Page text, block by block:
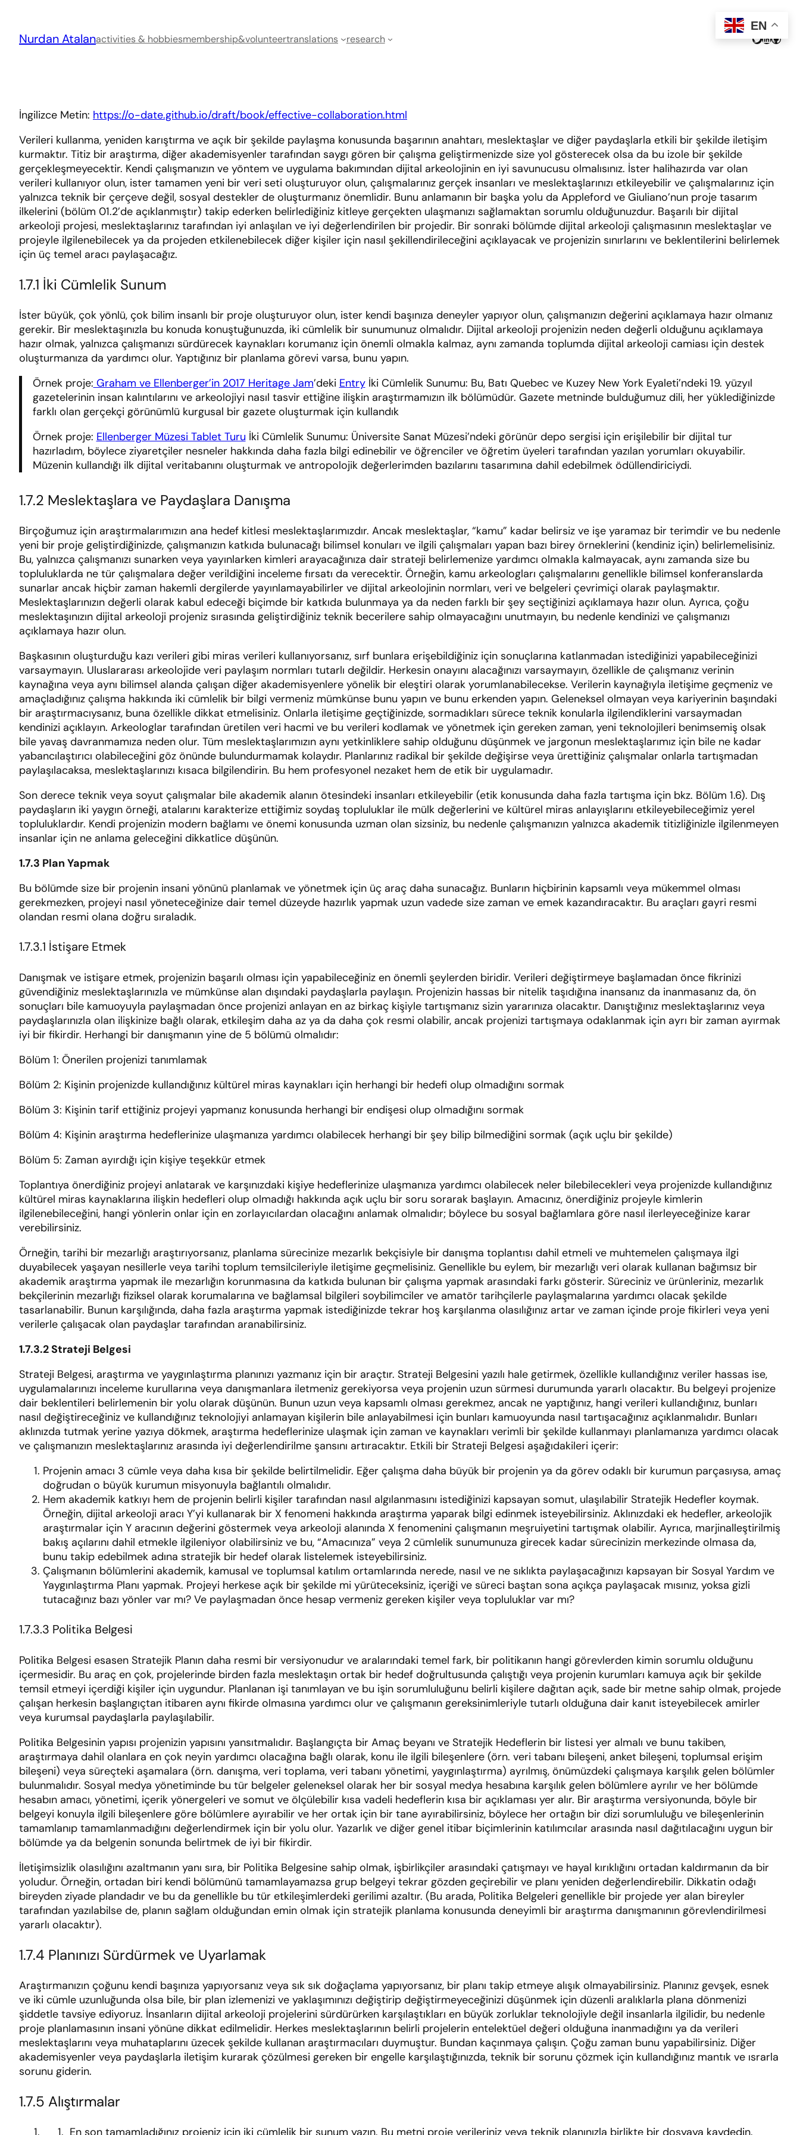
content
Nurdan Atalanactivities & hobbiesmembership&volunteertranslations research Twitter
LinkedIn
İngilizce Metin: https://o-date.github.io/draft/book/effective-collaboration.html
Verileri kullanma, yeniden karıştırma ve açık bir şekilde paylaşma konusunda başarının anahtarı, meslektaşlar ve diğer paydaşlarla etkili bir şekilde iletişim
kurmaktır. Titiz bir araştırma, diğer akademisyenler tarafından saygı gören bir çalışma geliştirmenizde size yol gösterecek olsa da bu izole bir şekilde
gerçekleşmeyecektir. Kendi çalışmanızın ve yöntem ve uygulama bakımından dijital arkeolojinin en iyi savunucusu olmalısınız. İster halihazırda var olan
verileri kullanıyor olun, ister tamamen yeni bir veri seti oluşturuyor olun, çalışmalarınız gerçek insanları ve meslektaşlarınızı etkileyebilir ve çalışmalarınız için
yalnızca teknik bir çerçeve değil, sosyal destekler de oluşturmanız önemlidir. Bunu anlamanın bir başka yolu da Appleford ve Giuliano’nun proje tasarım
ilkelerini (bölüm 01.2’de açıklanmıştır) takip ederken belirlediğiniz kitleye gerçekten ulaşmanızı sağlamaktan sorumlu olduğunuzdur. Başarılı bir dijital
arkeoloji projesi, meslektaşlarınız tarafından iyi anlaşılan ve iyi değerlendirilen bir projedir. Bir sonraki bölümde dijital arkeoloji çalışmasının meslektaşlar ve
projeyle ilgilenebilecek ya da projeden etkilenebilecek diğer kişiler için nasıl şekillendirileceğini açıklayacak ve projenizin sınırlarını ve beklentilerini belirlemek
için üç temel aracı paylaşacağız.
1.7.1 İki Cümlelik Sunum
İster büyük, çok yönlü, çok bilim insanlı bir proje oluşturuyor olun, ister kendi başınıza deneyler yapıyor olun, çalışmanızın değerini açıklamaya hazır olmanız
gerekir. Bir meslektaşınızla bu konuda konuştuğunuzda, iki cümlelik bir sunumunuz olmalıdır. Dijital arkeoloji projenizin neden değerli olduğunu açıklamaya
hazır olmak, yalnızca çalışmanızı sürdürecek kaynakları korumanız için önemli olmakla kalmaz, aynı zamanda toplumda dijital arkeoloji camiası için destek
oluşturmanıza da yardımcı olur. Yaptığınız bir planlama görevi varsa, bunu yapın.
Örnek proje: Graham ve Ellenberger’in 2017 Heritage Jam’deki Entryİki Cümlelik Sunumu: Bu, Batı Quebec ve Kuzey New York Eyaleti’ndeki 19. yüzyıl
gazetelerinin insan kalıntılarını ve arkeolojiyi nasıl tasvir ettiğine ilişkin araştırmamızın ilk bölümüdür. Gazete metninde bulduğumuz dili, her yüklediğinizde
farklı olan gerçekçi görünümlü kurgusal bir gazete oluşturmak için kullandık
Örnek proje: Ellenberger Müzesi Tablet Turu İki Cümlelik Sunumu: Üniversite Sanat Müzesi’ndeki görünür depo sergisi için erişilebilir bir dijital tur
hazırladım, böylece ziyaretçiler nesneler hakkında daha fazla bilgi edinebilir ve öğrenciler ve öğretim üyeleri tarafından yazılan yorumları okuyabilir.
Müzenin kullandığı ilk dijital veritabanını oluşturmak ve antropolojik değerlerimden bazılarını tasarımına dahil edebilmek ödüllendiriciydi.
1.7.2 Meslektaşlara ve Paydaşlara Danışma
Birçoğumuz için araştırmalarımızın ana hedef kitlesi meslektaşlarımızdır. Ancak meslektaşlar, “kamu” kadar belirsiz ve işe yaramaz bir terimdir ve bu nedenle
yeni bir proje geliştirdiğinizde, çalışmanızın katkıda bulunacağı bilimsel konuları ve ilgili çalışmaları yapan bazı birey örneklerini (kendiniz için) belirlemelisiniz.
Bu, yalnızca çalışmanızı sunarken veya yayınlarken kimleri arayacağınıza dair strateji belirlemenize yardımcı olmakla kalmayacak, aynı zamanda size bu
topluluklarda ne tür çalışmalara değer verildiğini inceleme fırsatı da verecektir. Örneğin, kamu arkeologları çalışmalarını genellikle bilimsel konferanslarda
sunarlar ancak hiçbir zaman hakemli dergilerde yayınlamayabilirler ve dijital arkeolojinin normları, veri ve belgeleri çevrimiçi olarak paylaşmaktır.
Meslektaşlarınızın değerli olarak kabul edeceği biçimde bir katkıda bulunmaya ya da neden farklı bir şey seçtiğinizi açıklamaya hazır olun. Ayrıca, çoğu
meslektaşınızın dijital arkeoloji projeniz sırasında geliştirdiğiniz teknik becerilere sahip olmayacağını unutmayın, bu nedenle kendinizi ve çalışmanızı
açıklamaya hazır olun.
Başkasının oluşturduğu kazı verileri gibi miras verileri kullanıyorsanız, sırf bunlara erişebildiğiniz için sonuçlarına katlanmadan istediğinizi yapabileceğinizi
varsaymayın. Uluslararası arkeolojide veri paylaşım normları tutarlı değildir. Herkesin onayını alacağınızı varsaymayın, özellikle de çalışmanız verinin
kaynağına veya aynı bilimsel alanda çalışan diğer akademisyenlere yönelik bir eleştiri olarak yorumlanabilecekse. Verilerin kaynağıyla iletişime geçmeniz ve
amaçladığınız çalışma hakkında iki cümlelik bir bilgi vermeniz mümkünse bunu yapın ve bunu erkenden yapın. Geleneksel olmayan veya kariyerinin başındaki
bir araştırmacıysanız, buna özellikle dikkat etmelisiniz. Onlarla iletişime geçtiğinizde, sormadıkları sürece teknik konularla ilgilendiklerini varsaymadan
kendinizi açıklayın. Arkeologlar tarafından üretilen veri hacmi ve bu verileri kodlamak ve yönetmek için gereken zaman, yeni teknolojileri benimsemiş olsak
bile yavaş davranmamıza neden olur. Tüm meslektaşlarımızın aynı yetkinliklere sahip olduğunu düşünmek ve jargonun meslektaşlarımız için bile ne kadar
yabancılaştırıcı olabileceğini göz önünde bulundurmamak kolaydır. Planlarınız radikal bir şekilde değişirse veya ürettiğiniz çalışmalar onlarla tartışmadan
paylaşılacaksa, meslektaşlarınızı kısaca bilgilendirin. Bu hem profesyonel nezaket hem de etik bir uygulamadır.
Son derece teknik veya soyut çalışmalar bile akademik alanın ötesindeki insanları etkileyebilir (etik konusunda daha fazla tartışma için bkz. Bölüm 1.6). Dış
paydaşların iki yaygın örneği, atalarını karakterize ettiğimiz soydaş topluluklar ile mülk değerlerini ve kültürel miras anlayışlarını etkileyebileceğimiz yerel
topluluklardır. Kendi projenizin modern bağlamı ve önemi konusunda uzman olan sizsiniz, bu nedenle çalışmanızın yalnızca akademik titizliğinizle ilgilenmeyen
insanlar için ne anlama geleceğini dikkatlice düşünün.
1.7.3 Plan Yapmak
Bu bölümde size bir projenin insani yönünü planlamak ve yönetmek için üç araç daha sunacağız. Bunların hiçbirinin kapsamlı veya mükemmel olması
gerekmezken, projeyi nasıl yöneteceğinize dair temel düzeyde hazırlık yapmak uzun vadede size zaman ve emek kazandıracaktır. Bu araçları gayri resmi
olandan resmi olana doğru sıraladık.
1.7.3.1 İstişare Etmek
Danışmak ve istişare etmek, projenizin başarılı olması için yapabileceğiniz en önemli şeylerden biridir. Verileri değiştirmeye başlamadan önce fikrinizi
güvendiğiniz meslektaşlarınızla ve mümkünse alan dışındaki paydaşlarla paylaşın. Projenizin hassas bir nitelik taşıdığına inansanız da inanmasanız da, ön
sonuçları bile kamuoyuyla paylaşmadan önce projenizi anlayan en az birkaç kişiyle tartışmanız sizin yararınıza olacaktır. Danıştığınız meslektaşlarınız veya
paydaşlarınızla olan ilişkinize bağlı olarak, etkileşim daha az ya da daha çok resmi olabilir, ancak projenizi tartışmaya odaklanmak için ayrı bir zaman ayırmak
iyi bir fikirdir. Herhangi bir danışmanın yine de 5 bölümü olmalıdır:
Bölüm 1: Önerilen projenizi tanımlamak
Bölüm 2: Kişinin projenizde kullandığınız kültürel miras kaynakları için herhangi bir hedefi olup olmadığını sormak
Bölüm 3: Kişinin tarif ettiğiniz projeyi yapmanız konusunda herhangi bir endişesi olup olmadığını sormak
Bölüm 4: Kişinin araştırma hedeflerinize ulaşmanıza yardımcı olabilecek herhangi bir şey bilip bilmediğini sormak (açık uçlu bir şekilde)
Bölüm 5: Zaman ayırdığı için kişiye teşekkür etmek
Toplantıya önerdiğiniz projeyi anlatarak ve karşınızdaki kişiye hedeflerinize ulaşmanıza yardımcı olabilecek neler bilebilecekleri veya projenizde kullandığınız
kültürel miras kaynaklarına ilişkin hedefleri olup olmadığı hakkında açık uçlu bir soru sorarak başlayın. Amacınız, önerdiğiniz projeyle kimlerin
ilgilenebileceğini, hangi yönlerin onlar için en zorlayıcılardan olacağını anlamak olmalıdır; böylece bu sosyal bağlamlara göre nasıl ilerleyeceğinize karar
verebilirsiniz.
Örneğin, tarihi bir mezarlığı araştırıyorsanız, planlama sürecinize mezarlık bekçisiyle bir danışma toplantısı dahil etmeli ve muhtemelen çalışmaya ilgi
duyabilecek yaşayan nesillerle veya tarihi toplum temsilcileriyle iletişime geçmelisiniz. Genellikle bu eylem, bir mezarlığı veri olarak kullanan bağımsız bir
akademik araştırma yapmak ile mezarlığın korunmasına da katkıda bulunan bir çalışma yapmak arasındaki farkı gösterir. Süreciniz ve ürünleriniz, mezarlık
bekçilerinin mezarlığı fiziksel olarak korumalarına ve bağlamsal bilgileri soybilimciler ve amatör tarihçilerle paylaşmalarına yardımcı olacak şekilde
tasarlanabilir. Bunun karşılığında, daha fazla araştırma yapmak istediğinizde tekrar hoş karşılanma olasılığınız artar ve zaman içinde proje fikirleri veya yeni
verilerle çalışacak olan paydaşlar tarafından aranabilirsiniz.
1.7.3.2Strateji Belgesi
Strateji Belgesi, araştırma ve yaygınlaştırma planınızı yazmanız için bir araçtır. Strateji Belgesini yazılı hale getirmek, özellikle kullandığınız veriler hassas ise,
uygulamalarınızı inceleme kurullarına veya danışmanlara iletmeniz gerekiyorsa veya projenin uzun sürmesi durumunda yararlı olacaktır. Bu belgeyi projenize
dair beklentileri belirlemenin bir yolu olarak düşünün. Bunun uzun veya kapsamlı olması gerekmez, ancak ne yaptığınız, hangi verileri kullandığınız, bunları
nasıl değiştireceğiniz ve kullandığınız teknolojiyi anlamayan kişilerin bile anlayabilmesi için bunları kamuoyunda nasıl tartışacağınız açıklanmalıdır. Bunları
aklınızda tutmak yerine yazıya dökmek, araştırma hedeflerinize ulaşmak için zaman ve kaynakları verimli bir şekilde kullanmayı planlamanıza yardımcı olacak
ve çalışmanızın meslektaşlarınız arasında iyi değerlendirilme şansını artıracaktır. Etkili bir Strateji Belgesi aşağıdakileri içerir:
Projenin amacı 3 cümle veya daha kısa bir şekilde belirtilmelidir. Eğer çalışma daha büyük bir projenin ya da görev odaklı bir kurumun parçasıysa, amaç
doğrudan o büyük kurumun misyonuyla bağlantılı olmalıdır.
Hem akademik katkıyı hem de projenin belirli kişiler tarafından nasıl algılanmasını istediğinizi kapsayan somut, ulaşılabilir Stratejik Hedefler koymak.
Örneğin, dijital arkeoloji aracı Y’yi kullanarak bir X fenomeni hakkında araştırma yaparak bilgi edinmek isteyebilirsiniz. Aklınızdaki ek hedefler, arkeolojik
araştırmalar için Y aracının değerini göstermek veya arkeoloji alanında X fenomenini çalışmanın meşruiyetini tartışmak olabilir. Ayrıca, marjinalleştirilmiş
bakış açılarını dahil etmekle ilgileniyor olabilirsiniz ve bu, “Amacınıza” veya 2 cümlelik sunumunuza girecek kadar sürecinizin merkezinde olmasa da,
bunu takip edebilmek adına stratejik bir hedef olarak listelemek isteyebilirsiniz.
Çalışmanın bölümlerini akademik, kamusal ve toplumsal katılım ortamlarında nerede, nasıl ve ne sıklıkta paylaşacağınızı kapsayan bir Sosyal Yardım ve
Yaygınlaştırma Planı yapmak. Projeyi herkese açık bir şekilde mi yürüteceksiniz, içeriği ve süreci baştan sona açıkça paylaşacak mısınız, yoksa gizli
tutacağınız bazı yönler var mı? Ve paylaşmadan önce hesap vermeniz gereken kişiler veya topluluklar var mı?
1.7.3.3 Politika Belgesi
Politika Belgesi esasen Stratejik Planın daha resmi bir versiyonudur ve aralarındaki temel fark, bir politikanın hangi görevlerden kimin sorumlu olduğunu
içermesidir. Bu araç en çok, projelerinde birden fazla meslektaşın ortak bir hedef doğrultusunda çalıştığı veya projenin kurumları kamuya açık bir şekilde
temsil etmeyi içerdiği kişiler için uygundur. Planlanan işi tanımlayan ve bu işin sorumluluğunu belirli kişilere dağıtan açık, sade bir metne sahip olmak, projede
çalışan herkesin başlangıçtan itibaren aynı fikirde olmasına yardımcı olur ve çalışmanın gereksinimleriyle tutarlı olduğuna dair kanıt isteyebilecek amirler
veya kurumsal paydaşlarla paylaşılabilir.
Politika Belgesinin yapısı projenizin yapısını yansıtmalıdır. Başlangıçta bir Amaç beyanı ve Stratejik Hedeflerin bir listesi yer almalı ve bunu takiben,
araştırmaya dahil olanlara en çok neyin yardımcı olacağına bağlı olarak, konu ile ilgili bileşenlere (örn. veri tabanı bileşeni, anket bileşeni, toplumsal erişim
bileşeni) veya süreçteki aşamalara (örn. danışma, veri toplama, veri tabanı yönetimi, yaygınlaştırma) ayrılmış, önümüzdeki çalışmaya karşılık gelen bölümler
bulunmalıdır. Sosyal medya yönetiminde bu tür belgeler geleneksel olarak her bir sosyal medya hesabına karşılık gelen bölümlere ayrılır ve her bölümde
hesabın amacı, yönetimi, içerik yönergeleri ve somut ve ölçülebilir kısa vadeli hedeflerin kısa bir açıklaması yer alır. Bir araştırma versiyonunda, böyle bir
belgeyi konuyla ilgili bileşenlere göre bölümlere ayırabilir ve her ortak için bir tane ayırabilirsiniz, böylece her ortağın bir dizi sorumluluğu ve bileşenlerinin
tamamlanıp tamamlanmadığını değerlendirmek için bir yolu olur. Yazarlık ve diğer genel itibar biçimlerinin katılımcılar arasında nasıl dağıtılacağını uygun bir
bölümde ya da belgenin sonunda belirtmek de iyi bir fikirdir.
İletişimsizlik olasılığını azaltmanın yanı sıra, bir Politika Belgesine sahip olmak, işbirlikçiler arasındaki çatışmayı ve hayal kırıklığını ortadan kaldırmanın da bir
yoludur. Örneğin, ortadan biri kendi bölümünü tamamlayamazsa grup belgeyi tekrar gözden geçirebilir ve planı yeniden değerlendirebilir. Dikkatin odağı
bireyden ziyade plandadır ve bu da genellikle bu tür etkileşimlerdeki gerilimi azaltır. (Bu arada, Politika Belgeleri genellikle bir projede yer alan bireyler
tarafından yazılabilse de, planın sağlam olduğundan emin olmak için stratejik planlama konusunda deneyimli bir araştırma danışmanının görevlendirilmesi
yararlı olacaktır).
1.7.4 Planınızı Sürdürmek ve Uyarlamak
Araştırmanızın çoğunu kendi başınıza yapıyorsanız veya sık sık doğaçlama yapıyorsanız, bir planı takip etmeye alışık olmayabilirsiniz. Planınız gevşek, esnek
ve iki cümle uzunluğunda olsa bile, bir plan izlemenizi ve yaklaşımınızı değiştirip değiştirmeyeceğinizi düşünmek için düzenli aralıklarla plana dönmenizi
şiddetle tavsiye ediyoruz. İnsanların dijital arkeoloji projelerini sürdürürken karşılaştıkları en büyük zorluklar teknolojiyle değil insanlarla ilgilidir, bu nedenle
proje planlamasının insani yönüne dikkat edilmelidir. Herkes meslektaşlarının belirli projelerin entelektüel değeri olduğuna inanmadığını ya da verileri
meslektaşlarını veya muhataplarını üzecek şekilde kullanan araştırmacıları duymuştur. Bundan kaçınmaya çalışın. Çoğu zaman bunu yapabilirsiniz. Diğer
akademisyenler veya paydaşlarla iletişim kurarak çözülmesi gereken bir engelle karşılaştığınızda, teknik bir sorunu çözmek için kullandığınız mantık ve ısrarla
sorunu giderin.
1.7.5 Alıştırmalar
En son tamamladığınız projeniz için iki cümlelik bir sunum yazın. Bu metni proje verileriniz veya teknik planınızla birlikte bir dosyaya kaydedin.
EN